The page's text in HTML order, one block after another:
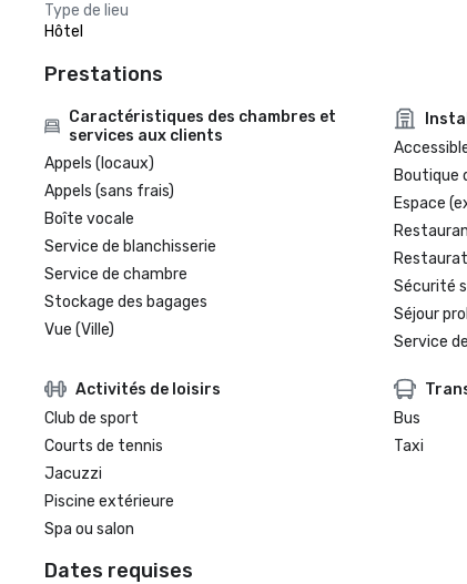
Type de lieu
Hôtel
Prestations
Caractéristiques des chambres et
services aux clients
Appels (locaux)
Appels (sans frais)
Boîte vocale
Service de blanchisserie
Service de chambre
Stockage des bagages
Vue (Ville)
Boutique
Espace
Sécurité
Séjour
Service
Activités de loisirs
Club de sport
Courts de tennis
Jacuzzi
Piscine extérieure
Spa ou salon
Bus
Taxi
Dates requises